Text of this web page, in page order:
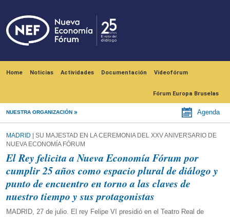
Home Noticias Actividades Documentación Videofórum
Fórum Europa Bruselas
NUESTRA ORGANIZACIÓN Agenda
MADRID | SU MAJESTAD EN LA CEREMONIA DEL XXV ANIVERSARIO DE
NUEVA ECONOMÍA FÓRUM
El Rey felicita a Nueva Economía Fórum por
cumplir 25 años como espacio plural de diálogo y
punto de encuentro en torno a las claves de
nuestro tiempo y sus protagonistas
MADRID, 27 de julio. El rey Felipe VI presidió en el Teatro Real de